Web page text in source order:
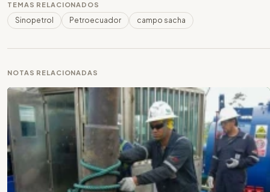
TEMAS RELACIONADOS
Sinopetrol Petroecuador campo sacha
NOTAS RELACIONADAS